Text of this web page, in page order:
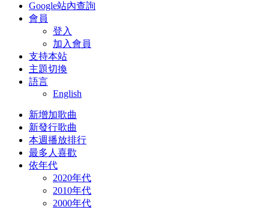
Google站內查詢
會員
登入
加入會員
支持本站
主題切換
語言
English
新增加歌曲
新發行歌曲
本週播放排行
最多人喜歡
依年代
2020年代
2010年代
2000年代